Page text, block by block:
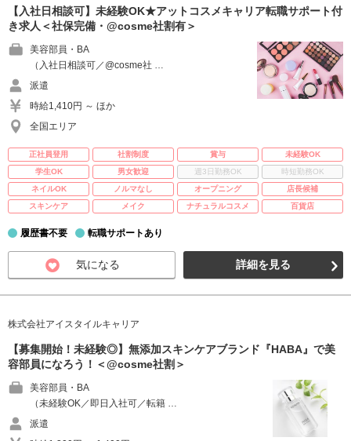
【入社日相談可】未経験OK★アットコスメキャリア転職サポート付
き求人＜社保完備・@cosme社割有＞
美容部員・BA
（入社日相談可／@cosme社 …
派遣
時給1,410円 ～ ほか
全国エリア
正社員登用 社割制度 賞与
未経験OK
学生OK
男女歓迎 週3日勤務OK
時短勤務OK
ネイルOK
ノルマなし オープニング
店長候補
スキンケア
メイク ナチュラルコスメ 百貨店
履歴書不要 転職サポートあり
気になる 詳細を見る
株式会社アイスタイルキャリア
【募集開始！未経験◎】無添加スキンケアブランド『HABA』で美
容部員になろう！＜@cosme社割＞
美容部員・BA
（未経験OK／即日入社可／転籍 …
派遣